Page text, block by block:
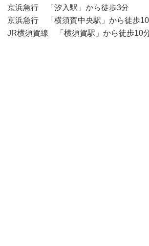
京浜急行 「汐入駅」から徒歩3分
京浜急行 「横須賀中央駅」から徒歩
JR横須賀線 「横須賀駅」から徒歩10